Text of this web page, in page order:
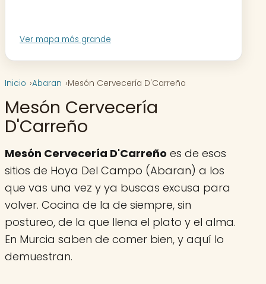
Ver mapa más grande
Inicio Abaran Mesón Cervecería D'Carreño
Mesón Cervecería
D'Carreño
Mesón Cervecería D'Carreño es de esos
sitios de Hoya Del Campo (Abaran) a los
que vas una vez y ya buscas excusa para
volver. Cocina de la de siempre, sin
postureo, de la que llena el plato y el alma.
En Murcia saben de comer bien, y aquí lo
demuestran.